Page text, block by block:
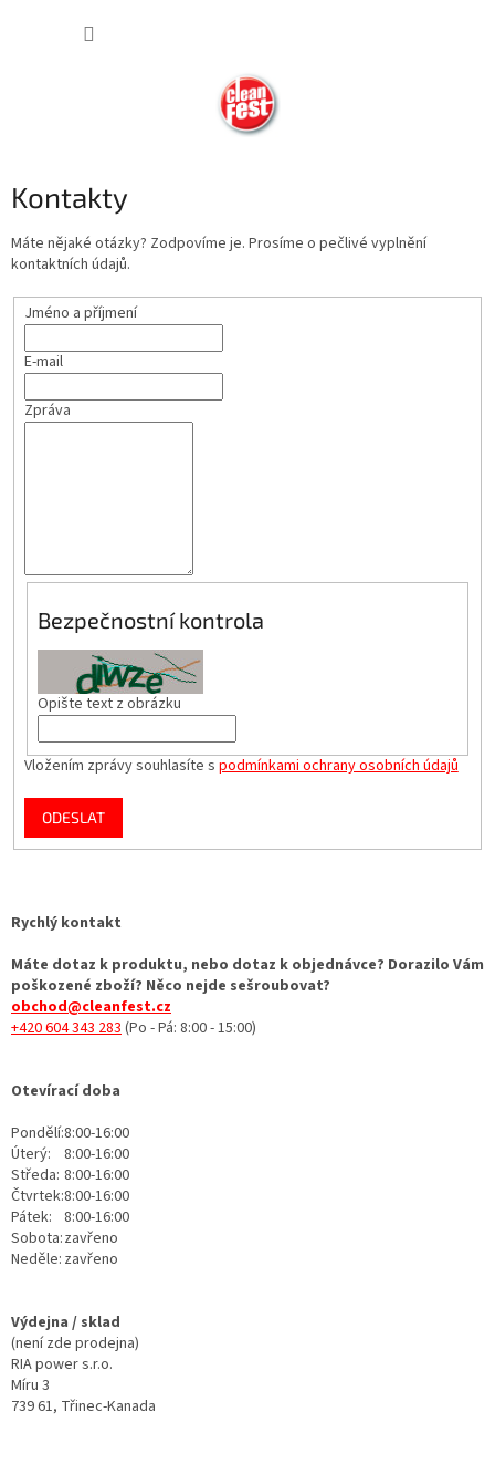
Kontakty
Máte nějaké otázky? Zodpovíme je. Prosíme o pečlivé vyplnění
kontaktních údajů.
Jméno a příjmení
E-mail
Zpráva
Bezpečnostní kontrola
Opište text z obrázku
Vložením zprávy souhlasíte s podmínkami ochrany osobních údajů
ODESLAT
Rychlý kontakt
Máte dotaz k produktu, nebo dotaz k objednávce? Dorazilo Vám
poškozené zboží? Něco nejde sešroubovat?
obchod@cleanfest.cz
+420 604 343 283(Po - Pá: 8:00 - 15:00)
Otevírací doba
Pondělí:8:00-16:00
Úterý:
8:00-16:00
Středa: 8:00-16:00
Čtvrtek:8:00-16:00
Pátek: 8:00-16:00
Sobota:zavřeno
Neděle: zavřeno
Výdejna / sklad
(není zde prodejna)
RIA power s.r.o.
Míru 3
739 61, Třinec-Kanada